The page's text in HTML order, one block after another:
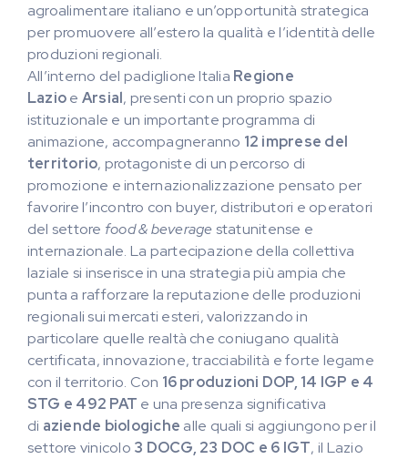
agroalimentare italiano e un’opportunità strategica
per promuovere all’estero la qualità e l’identità delle
produzioni regionali.
All’interno del padiglione Italia Regione
Lazioe Arsial, presenti con un proprio spazio
istituzionale e un importante programma di
animazione, accompagneranno 12 imprese del
territorio, protagoniste di un percorso di
promozione e internazionalizzazione pensato per
favorire l’incontro con buyer, distributori e operatori
del settore food & beveragestatunitense e
internazionale. La partecipazione della collettiva
laziale si inserisce in una strategia più ampia che
punta a rafforzare la reputazione delle produzioni
regionali sui mercati esteri, valorizzando in
particolare quelle realtà che coniugano qualità
certificata, innovazione, tracciabilità e forte legame
con il territorio. Con 16 produzioni DOP, 14 IGP e 4
STG e 492 PAT e una presenza significativa
di aziende biologiche alle quali si aggiungono per il
settore vinicolo 3 DOCG, 23 DOC e 6 IGT, il Lazio